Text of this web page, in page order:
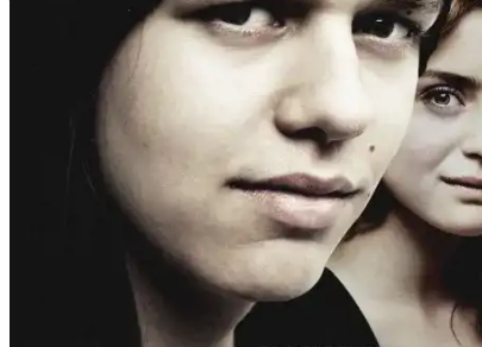
IRL (In real Life) er et spillefilmeventyr om mobbing blant
på nettet. Han flykter inn i The Secret World, et online-spill
01.12.2024